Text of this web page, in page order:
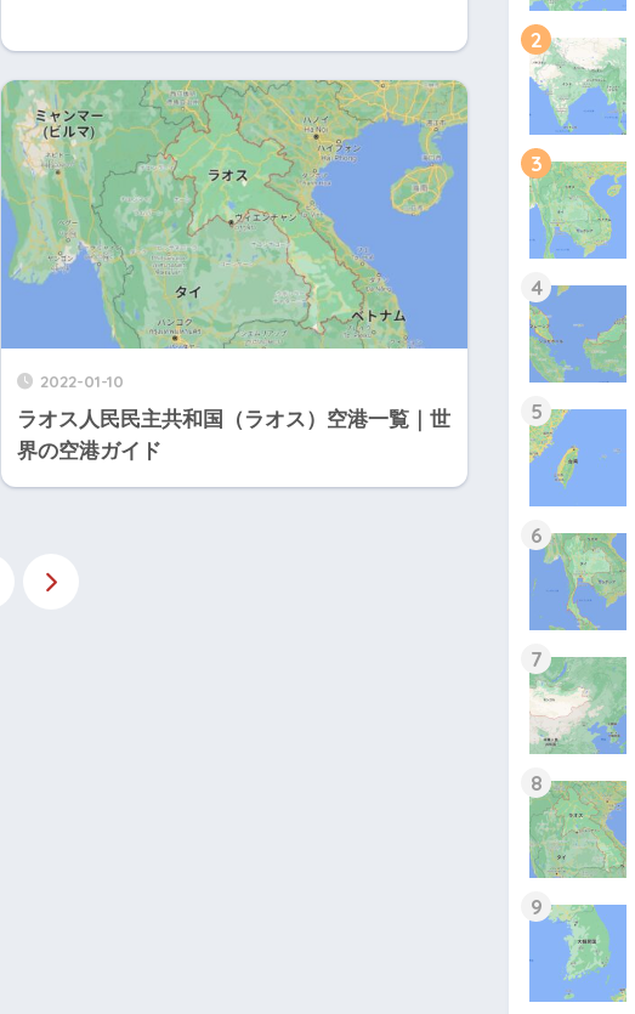
2022-01-10
ラオス人民民主共和国（ラオス）空港一覧｜世
界の空港ガイド
2
3
4
5
6
7
8
9